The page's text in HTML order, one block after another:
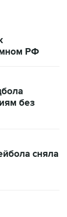
РФ
без
сняла